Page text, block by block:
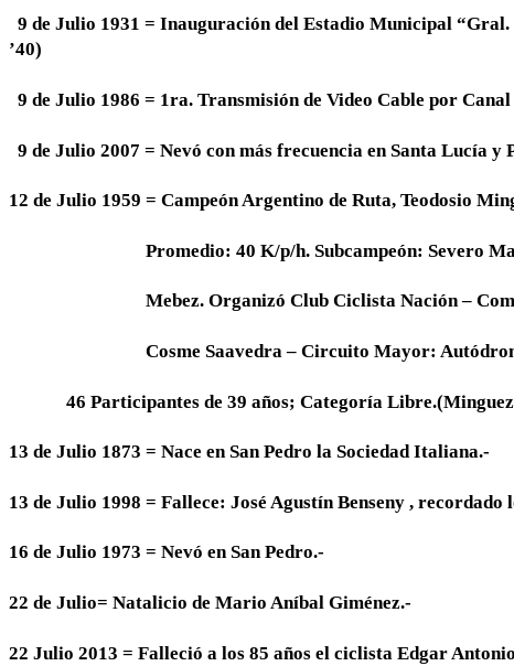
9 de Julio 1931 = Inauguración del Estadio Municipal
’40)
9 de Julio 1986 = 1ra. Transmisión de Video Cable por Canal
9 de Julio 2007 = Nevó con más frecuencia en Santa Lucía y
12 de Julio 1959 = Campeón Argentino de Ruta, Teodosio
Promedio: 40 K/p/h. Subcampeón: Severo
Mebez. Organizó Club Ciclista Nación –
Cosme Saavedra – Circuito Mayor: Autódromo
46 Participantes de 39 años; Categoría Libre.(Minguez
13 de Julio 1873 = Nace en San Pedro la Sociedad Italiana.-
13 de Julio 1998 = Fallece: José Agustín Benseny , recordado
16 de Julio 1973 = Nevó en San Pedro.-
22 de Julio= Natalicio de Mario Aníbal Giménez.-
22 Julio 2013 = Falleció a los 85 años el ciclista Edgar